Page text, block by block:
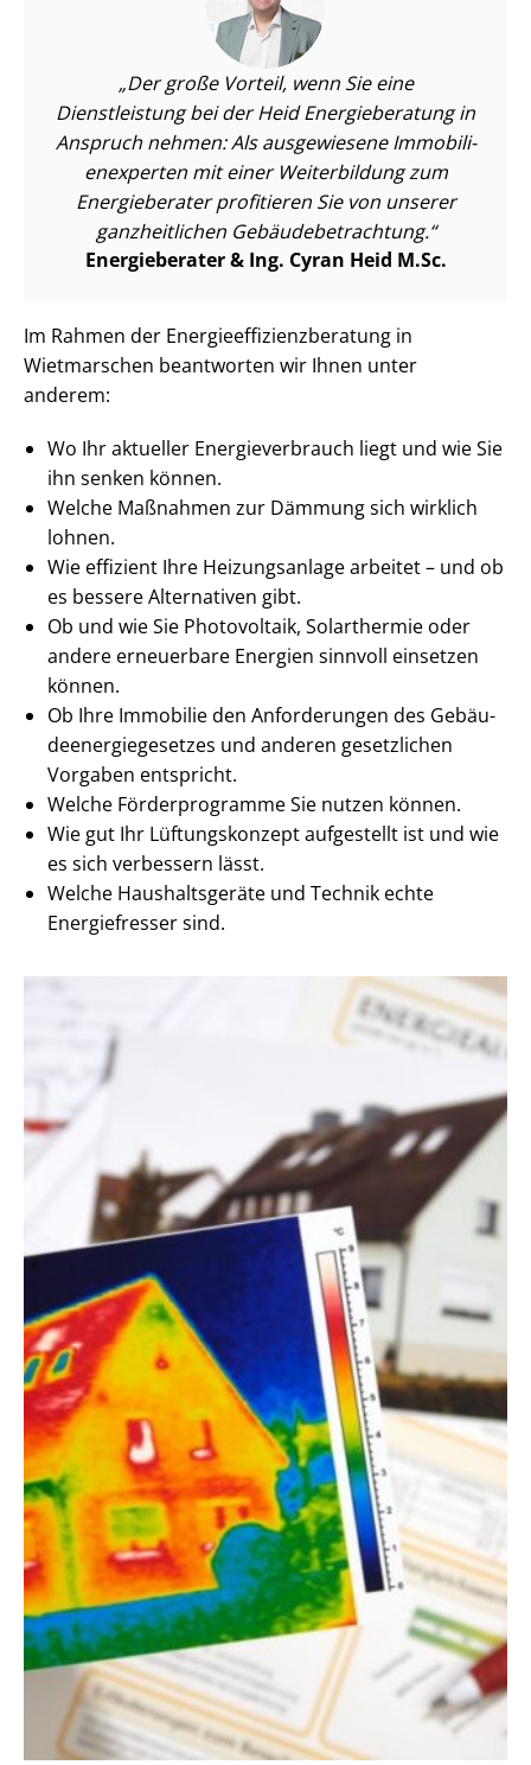
Der große Vorteil, wenn Sie eine
Dienstleistung bei der Heid Energieberatung in
Anspruch nehmen: Als ausgewiesene Im­mo­bi­li­
en­ex­per­ten mit einer Weiterbildung zum
Energieberater profitieren Sie von unserer
ganzheitlichen Ge­bäu­de­be­trach­tung.
Energieberater & Ing. Cyran Heid M.Sc.
Im Rahmen der En­er­gie­ef­fi­zi­enz­be­ra­tung in
Wietmarschen beantworten wir Ihnen unter
anderem:
Wo Ihr aktueller En­er­gie­ver­brauch liegt und wie Sie
ihn senken können.
Welche Maßnahmen zur Dämmung sich wirklich
lohnen.
Wie effizient Ihre Heizungsanlage arbeitet – und ob
es bessere Alternativen gibt.
Ob und wie Sie Photovoltaik, Solarthermie oder
andere erneuerbare Energien sinnvoll einsetzen
können.
Ob Ihre Immobilie den Anforderungen des Ge­bäu­
de­en­er­gie­ge­set­zes und anderen gesetzlichen
Vorgaben entspricht.
Welche Förderprogramme Sie nutzen können.
Wie gut Ihr Lüftungskonzept aufgestellt ist und wie
es sich verbessern lässt.
Welche Haushaltsgeräte und Technik echte
Energiefresser sind.